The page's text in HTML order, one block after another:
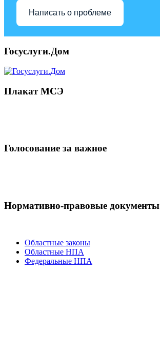
Написать о проблеме
Госуслуги.Дом
Плакат МСЭ
Голосование за важное
Нормативно-правовые документы
Областные законы
Областные НПА
Федеральные НПА